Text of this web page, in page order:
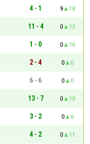
4 - 1 9
18
11 - 4 0
15
1 - 0 0
16
2 - 4 0
0
6 - 6 0
0
13 - 7 0
10
3 - 2 0
6
4 - 2 0
11